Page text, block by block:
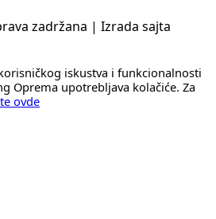
zadržana | Izrada sajta
iskustva i funkcionalnosti
Oprema upotrebljava kolačiće. Za
ovde